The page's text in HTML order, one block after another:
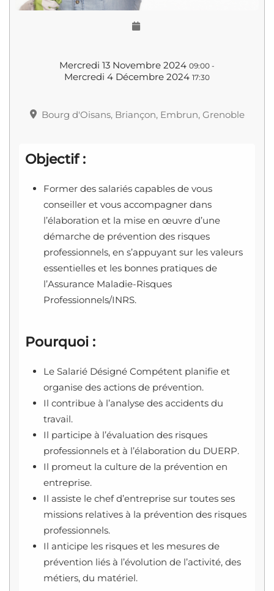
Mercredi 13 Novembre 2024 09:00 -
Mercredi 4 Décembre 2024 17:30
Bourg d'Oisans, Briançon, Embrun, Grenoble
Objectif :
Former des salariés capables de vous
conseiller et vous accompagner dans
l’élaboration et la mise en œuvre d’une
démarche de prévention des risques
professionnels, en s’appuyant sur les valeurs
essentielles et les bonnes pratiques de
l’Assurance Maladie-Risques
Professionnels/INRS.
Pourquoi :
Le Salarié Désigné Compétent planifie et
organise des actions de prévention.
Il contribue à l’analyse des accidents du
travail.
Il participe à l’évaluation des risques
professionnels et à l’élaboration du DUERP.
Il promeut la culture de la prévention en
entreprise.
Il assiste le chef d’entreprise sur toutes ses
missions relatives à la prévention des risques
professionnels.
Il anticipe les risques et les mesures de
prévention liés à l’évolution de l’activité, des
métiers, du matériel.